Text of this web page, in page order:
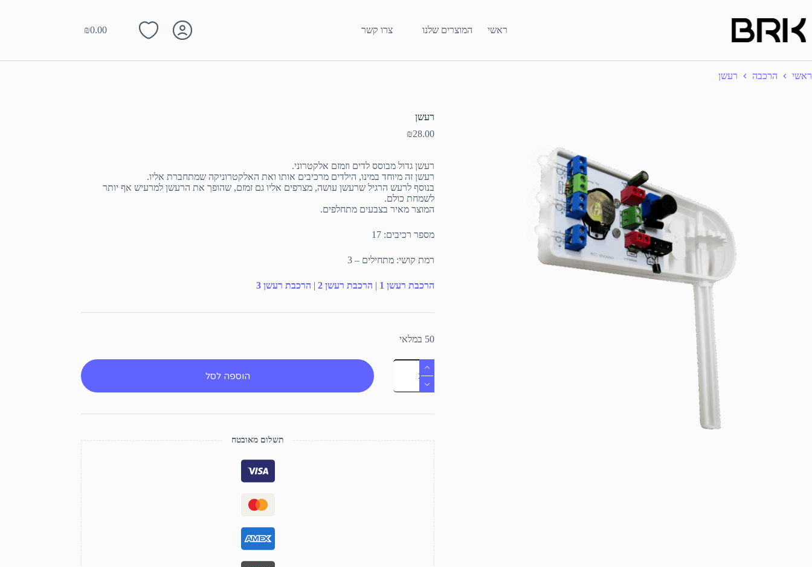
content
ראשי המוצרים שלנו צרו קשר
Shopping
₪0.00
ראשי הרכבה רעשן
רעשן
₪28.00
רעשן גדול מבוסס לדים וזמזם אלקטרוני.
רעשן זה מיוחד במינו, הילדים מרכיבים אותו ואת האלקטרוניקה שמתחברת אליו.
בנוסף לרעש הרגיל שרעשן עושה, מצרפים אליו גם זמזם, שהופך את הרעשן למרעיש אף יותר
לשמחת כולם.
המוצר מאיר בצבעים מתחלפים.
מספר רכיבים: 17
רמת קושי: מתחילים – 3
הרכבת רעשן 1 | הרכבת רעשן 2 | הרכבת רעשן 3
50 במלאי
כמות
של
רעשן
הוספה לסל
תשלום מאובטח